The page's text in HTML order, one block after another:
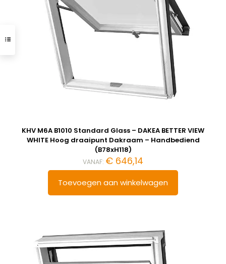
KHV M6A B1010 Standard Glass – DAKEA BETTER VIEW
WHITE Hoog draaipunt Dakraam – Handbediend
(B78xH118)
VANAF: € 646,14
Toevoegen aan winkelwagen